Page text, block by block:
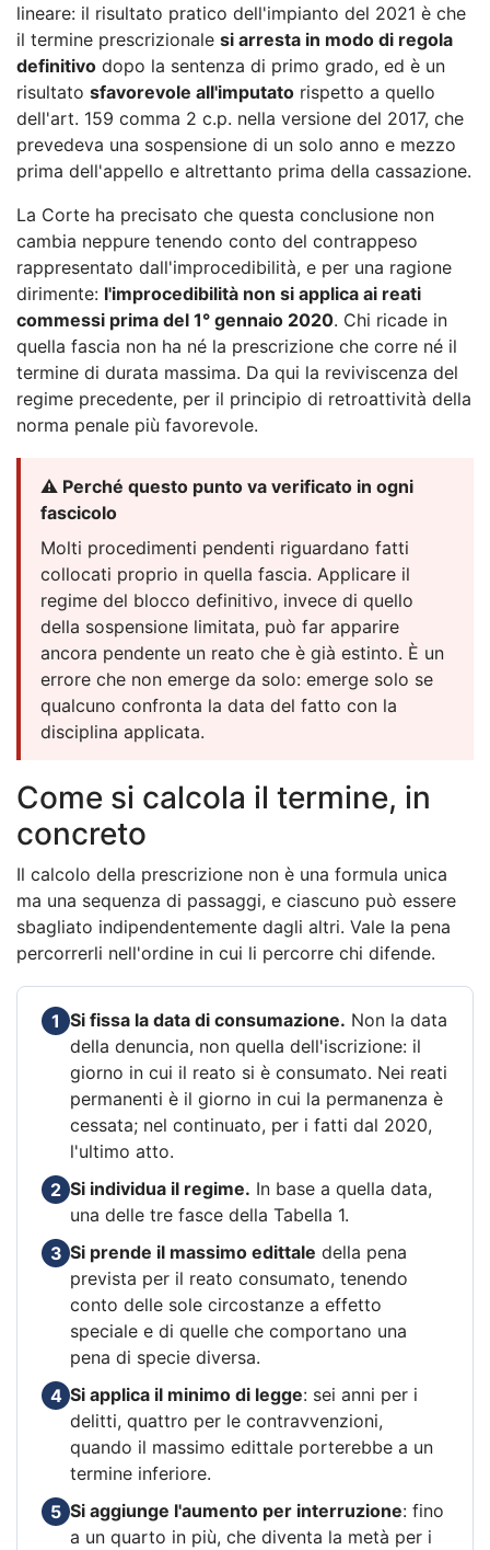
lineare: il risultato pratico dell'impianto del 2021 è che
il termine prescrizionale si arresta in modo di regola
definitivo dopo la sentenza di primo grado, ed è un
risultato sfavorevole all'imputato rispetto a quello
dell'art. 159 comma 2 c.p. nella versione del 2017, che
prevedeva una sospensione di un solo anno e mezzo
prima dell'appello e altrettanto prima della cassazione.
La Corte ha precisato che questa conclusione non
cambia neppure tenendo conto del contrappeso
rappresentato dall'improcedibilità, e per una ragione
dirimente: l'improcedibilità non si applica ai reati
commessi prima del 1° gennaio 2020. Chi ricade in
quella fascia non ha né la prescrizione che corre né il
termine di durata massima. Da qui la reviviscenza del
regime precedente, per il principio di retroattività della
norma penale più favorevole.
⚠️ Perché questo punto va verificato in ogni
fascicolo
Molti procedimenti pendenti riguardano fatti
collocati proprio in quella fascia. Applicare il
regime del blocco definitivo, invece di quello
della sospensione limitata, può far apparire
ancora pendente un reato che è già estinto. È un
errore che non emerge da solo: emerge solo se
qualcuno confronta la data del fatto con la
disciplina applicata.
Come si calcola il termine, in
concreto
Il calcolo della prescrizione non è una formula unica
ma una sequenza di passaggi, e ciascuno può essere
sbagliato indipendentemente dagli altri. Vale la pena
percorrerli nell'ordine in cui li percorre chi difende.
1 Si fissa la data di consumazione. Non la data
della denuncia, non quella dell'iscrizione: il
giorno in cui il reato si è consumato. Nei reati
permanenti è il giorno in cui la permanenza è
cessata; nel continuato, per i fatti dal 2020,
l'ultimo atto.
2 Si individua il regime. In base a quella data,
una delle tre fasce della Tabella 1.
3 Si prende il massimo edittale della pena
prevista per il reato consumato, tenendo
conto delle sole circostanze a effetto
speciale e di quelle che comportano una
pena di specie diversa.
4 Si applica il minimo di legge: sei anni per i
delitti, quattro per le contravvenzioni,
quando il massimo edittale porterebbe a un
termine inferiore.
5 Si aggiunge l'aumento per interruzione: fino
a un quarto in più, che diventa la metà per i